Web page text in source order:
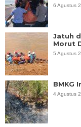
6 Agustus
Jatuh
Morut
5 Agustus
BMKG
4 Agustus